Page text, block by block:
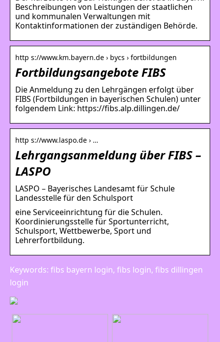
Beschreibungen von Leistungen der staatlichen
und kommunalen Verwaltungen mit
Kontaktinformationen der zuständigen Behörde.
http s://www.km.bayern.de › bycs › fortbildungen
Fortbildungsangebote FIBS
Die Anmeldung zu den Lehrgängen erfolgt über
FIBS (Fortbildungen in bayerischen Schulen) unter
folgendem Link: https://fibs.alp.dillingen.de/
http s://www.laspo.de › …
Lehrgangsanmeldung über FIBS –
LASPO
LASPO – Bayerisches Landesamt für Schule
Landesstelle für den Schulsport
eine Serviceeinrichtung für die Schulen.
Koordinierungsstelle für Sportunterricht,
Schulsport, Wettbewerbe, Sport und
Lehrerfortbildung.
Keywords: fibs bayern login, fibs login, fibs dillingen
login